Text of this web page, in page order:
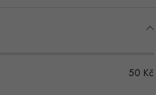
50 Kč